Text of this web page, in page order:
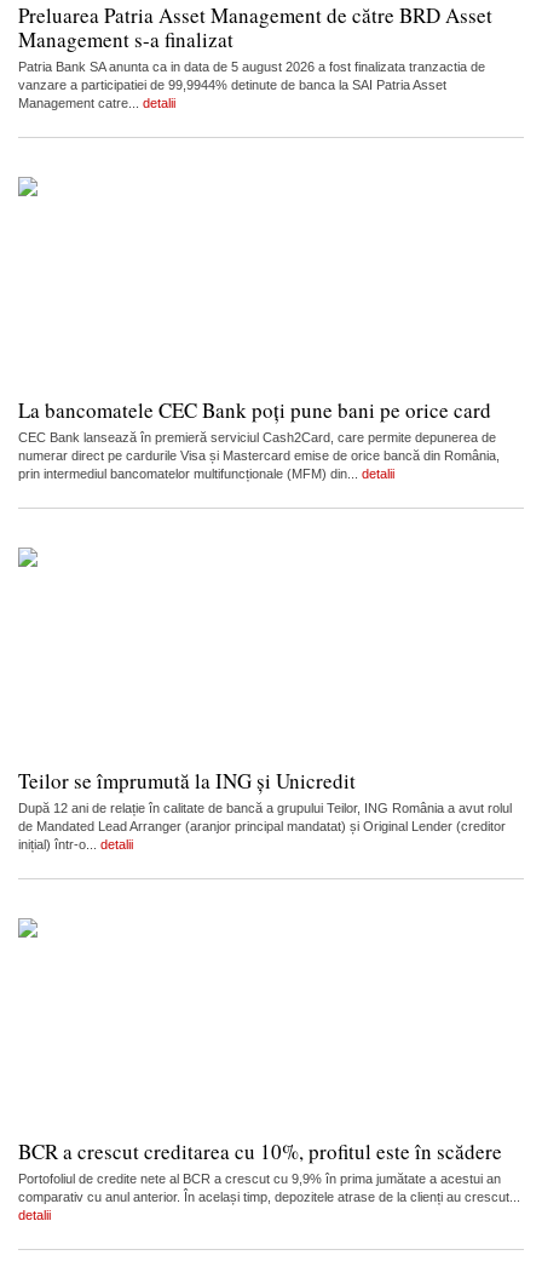
Preluarea Patria Asset Management de către BRD Asset
Management s-a finalizat
Patria Bank SA anunta ca in data de 5 august 2026 a fost finalizata tranzactia de
vanzare a participatiei de 99,9944% detinute de banca la SAI Patria Asset
Management catre... detalii
La bancomatele CEC Bank poți pune bani pe orice card
CEC Bank lansează în premieră serviciul Cash2Card, care permite depunerea de
numerar direct pe cardurile Visa și Mastercard emise de orice bancă din România,
prin intermediul bancomatelor multifuncționale (MFM) din... detalii
Teilor se împrumută la ING și Unicredit
După 12 ani de relație în calitate de bancă a grupului Teilor, ING România a avut rolul
de Mandated Lead Arranger (aranjor principal mandatat) și Original Lender (creditor
inițial) într-o... detalii
BCR a crescut creditarea cu 10%, profitul este în scădere
Portofoliul de credite nete al BCR a crescut cu 9,9% în prima jumătate a acestui an
comparativ cu anul anterior. În același timp, depozitele atrase de la clienți au crescut...
detalii